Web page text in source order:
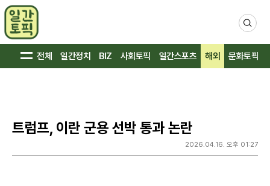
검
전체 일간정치 BIZ 사회토픽 일간스포츠 해외 문화토픽
트럼프, 이란 군용 선박 통과 논란
2026.04.16. 오후 01:27